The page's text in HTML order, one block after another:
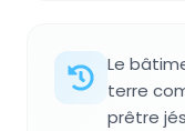
Le
terre
prêtre